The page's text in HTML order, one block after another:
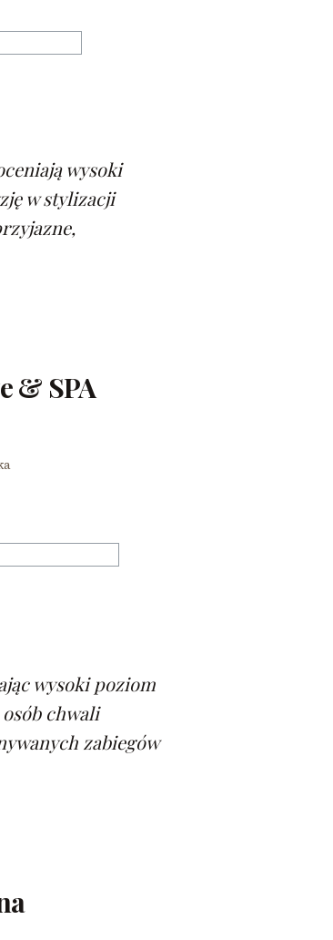
paznokci
wysoki
w stylizacji
& SPA
w salonie
wysoki poziom
chwali
zabiegów